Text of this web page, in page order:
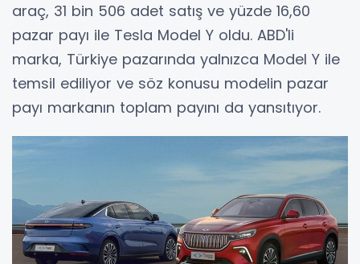
araç, 31 bin 506 adet satış ve yüzde 16,60
pazar payı ile Tesla Model Y oldu. ABD'li
marka, Türkiye pazarında yalnızca Model Y ile
temsil ediliyor ve söz konusu modelin pazar
payı markanın toplam payını da yansıtıyor.